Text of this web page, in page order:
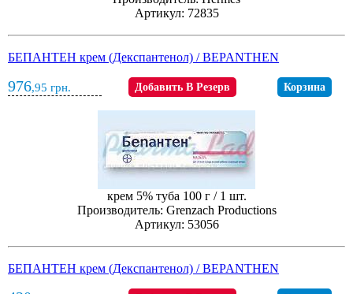
Артикул: 72835
БЕПАНТЕН крем (Декспантенол) / BEPANTHEN
976,95 грн. Добавить В Резерв Корзина
крем 5% туба 100 г / 1 шт.
Производитель: Grenzach Productions
Артикул: 53056
БЕПАНТЕН крем (Декспантенол) / BEPANTHEN